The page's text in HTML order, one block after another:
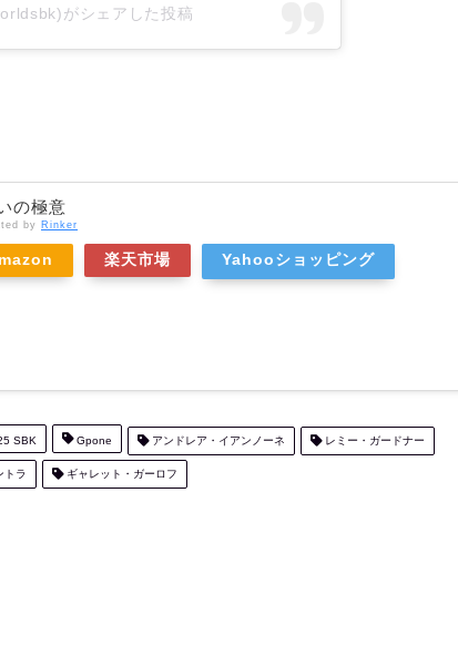
がシェアした投稿
の極意
by Rinker
楽天市場 Yahooショッピング
SBK Gpone アンドレア・イアンノーネ レミー・ガードナー
トラ ギャレット・ガーロフ